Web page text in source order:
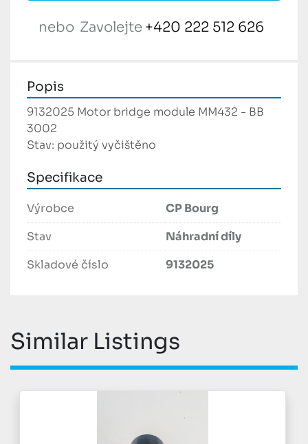
nebo Zavolejte +420 222 512 626
Popis
9132025 Motor bridge module MM432 - BB
3002
Stav: použitý vyčištěno
Specifikace
Výrobce
CP Bourg
Stav
Náhradní díly
Skladové číslo
9132025
Similar Listings